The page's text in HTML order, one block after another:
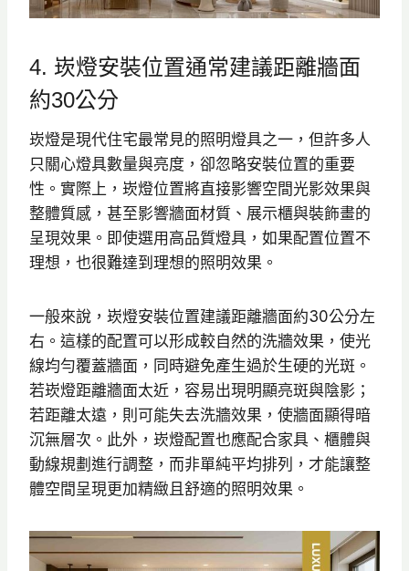
4. 崁燈安裝位置通常建議距離牆面
約30公分
崁燈是現代住宅最常見的照明燈具之一，但許多人
只關心燈具數量與亮度，卻忽略安裝位置的重要
性。實際上，崁燈位置將直接影響空間光影效果與
整體質感，甚至影響牆面材質、展示櫃與裝飾畫的
呈現效果。即使選用高品質燈具，如果配置位置不
理想，也很難達到理想的照明效果。
一般來說，崁燈安裝位置建議距離牆面約30公分左
右。這樣的配置可以形成較自然的洗牆效果，使光
線均勻覆蓋牆面，同時避免產生過於生硬的光斑。
若崁燈距離牆面太近，容易出現明顯亮斑與陰影；
若距離太遠，則可能失去洗牆效果，使牆面顯得暗
沉無層次。此外，崁燈配置也應配合家具、櫃體與
動線規劃進行調整，而非單純平均排列，才能讓整
體空間呈現更加精緻且舒適的照明效果。